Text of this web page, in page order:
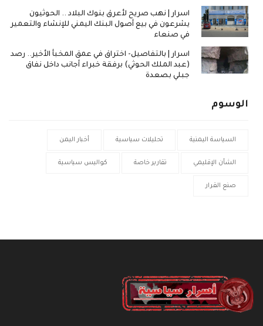
اسرار | نهب صريح لأعرق بنوك البلاد .. الحوثيون
يشرعون في بيع أصول البنك اليمني للإنشاء والتعمير
في صنعاء
اسرار | بالتفاصيل- اختراق في عمق المخبأ الأخير.. رصد
(عبد الملك الحوثي) برفقة خبراء أجانب داخل نفاق
جبلي بصعدة
الوسوم
السياسة اليمنية تحليلات سياسية أخبار اليمن
الشأن الإقليمي تقارير خاصة كواليس سياسية
صنع القرار